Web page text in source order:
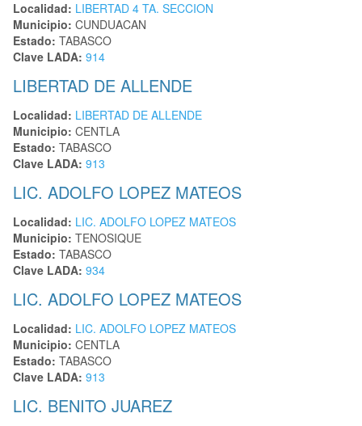
Localidad: LIBERTAD 4 TA. SECCION
Municipio: CUNDUACAN
Estado: TABASCO
Clave LADA: 914
LIBERTAD DE ALLENDE
Localidad: LIBERTAD DE ALLENDE
Municipio: CENTLA
Estado: TABASCO
Clave LADA: 913
LIC. ADOLFO LOPEZ MATEOS
Localidad: LIC. ADOLFO LOPEZ MATEOS
Municipio: TENOSIQUE
Estado: TABASCO
Clave LADA: 934
LIC. ADOLFO LOPEZ MATEOS
Localidad: LIC. ADOLFO LOPEZ MATEOS
Municipio: CENTLA
Estado: TABASCO
Clave LADA: 913
LIC. BENITO JUAREZ